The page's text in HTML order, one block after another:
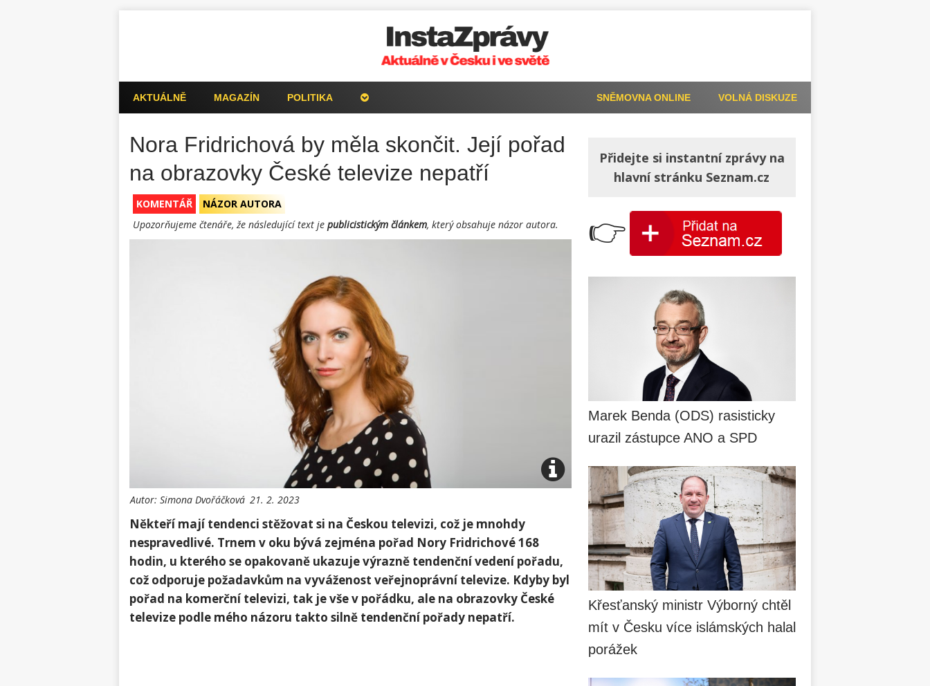
AKTUÁLNĚ MAGAZÍN POLITIKA VOLNÁ DISKUZE
SNĚMOVNA ONLINE
Nora Fridrichová by měla skončit. Její pořad
na obrazovky České televize nepatří
KOMENTÁŘ
NÁZOR AUTORA
Upozorňujeme čtenáře, že následující text je publicistickým článkem, který obsahuje názor autora.
Autor: Simona Dvořáčková 21. 2. 2023
Někteří mají tendenci stěžovat si na Českou televizi, což je mnohdy
nespravedlivé. Trnem v oku bývá zejména pořad Nory Fridrichové 168
hodin, u kterého se opakovaně ukazuje výrazně tendenční vedení pořadu,
což odporuje požadavkům na vyváženost veřejnoprávní televize. Kdyby byl
pořad na komerční televizi, tak je vše v pořádku, ale na obrazovky České
televize podle mého názoru takto silně tendenční pořady nepatří.
Přidejte si instantní zprávy na
hlavní stránku Seznam.cz
👉
Marek Benda (ODS) rasisticky
urazil zástupce ANO a SPD
Křesťanský ministr Výborný chtěl
mít v Česku více islámských halal
porážek